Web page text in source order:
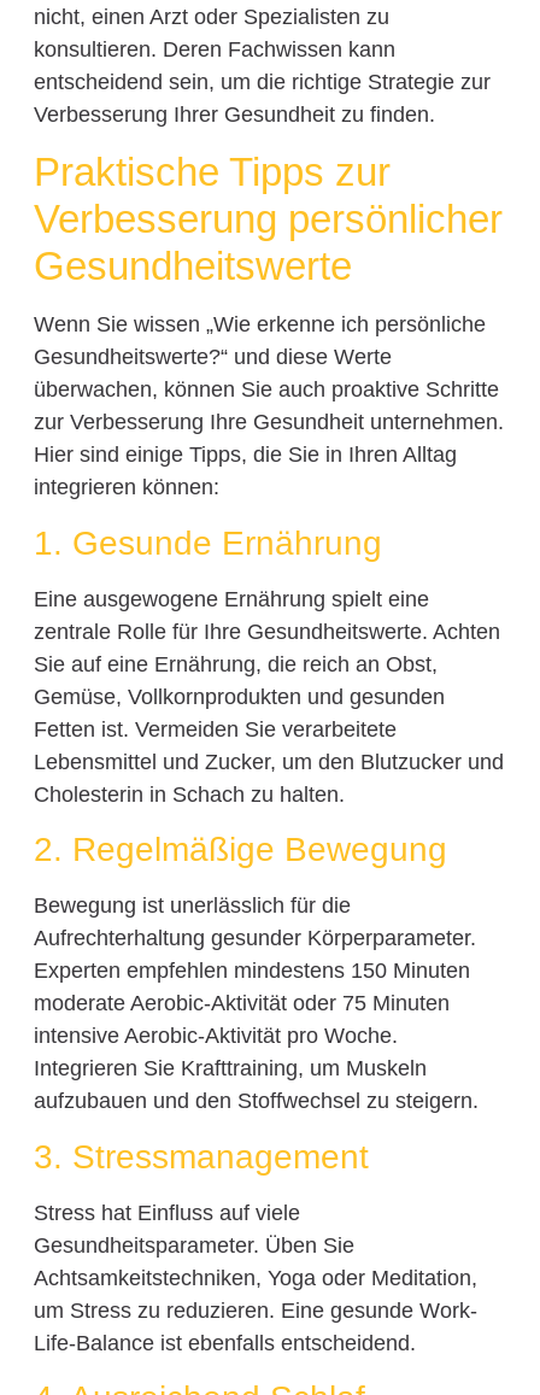
nicht, einen Arzt oder Spezialisten zu
konsultieren. Deren Fachwissen kann
entscheidend sein, um die richtige Strategie zur
Verbesserung Ihrer Gesundheit zu finden.
Praktische Tipps zur
Verbesserung persönlicher
Gesundheitswerte
Wenn Sie wissen „Wie erkenne ich persönliche
Gesundheitswerte?“ und diese Werte
überwachen, können Sie auch proaktive Schritte
zur Verbesserung Ihre Gesundheit unternehmen.
Hier sind einige Tipps, die Sie in Ihren Alltag
integrieren können:
1. Gesunde Ernährung
Eine ausgewogene Ernährung spielt eine
zentrale Rolle für Ihre Gesundheitswerte. Achten
Sie auf eine Ernährung, die reich an Obst,
Gemüse, Vollkornprodukten und gesunden
Fetten ist. Vermeiden Sie verarbeitete
Lebensmittel und Zucker, um den Blutzucker und
Cholesterin in Schach zu halten.
2. Regelmäßige Bewegung
Bewegung ist unerlässlich für die
Aufrechterhaltung gesunder Körperparameter.
Experten empfehlen mindestens 150 Minuten
moderate Aerobic-Aktivität oder 75 Minuten
intensive Aerobic-Aktivität pro Woche.
Integrieren Sie Krafttraining, um Muskeln
aufzubauen und den Stoffwechsel zu steigern.
3. Stressmanagement
Stress hat Einfluss auf viele
Gesundheitsparameter. Üben Sie
Achtsamkeitstechniken, Yoga oder Meditation,
um Stress zu reduzieren. Eine gesunde Work-
Life-Balance ist ebenfalls entscheidend.